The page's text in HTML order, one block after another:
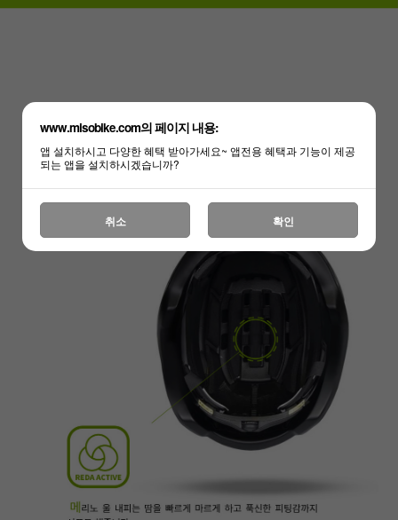
www.misobike.com의 페이지 내용:
앱 설치하시고 다양한 혜택 받아가세요~ 앱전용 혜택과 기능이 제공
되는 앱을 설치하시겠습니까?
취소 확인